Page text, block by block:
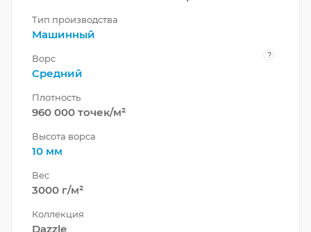
Тип производства
Машинный
Ворс ?
Средний
Плотность
960 000 точек/м²
Высота ворса
10 мм
Вес
3000 г/м²
Коллекция
Dazzle